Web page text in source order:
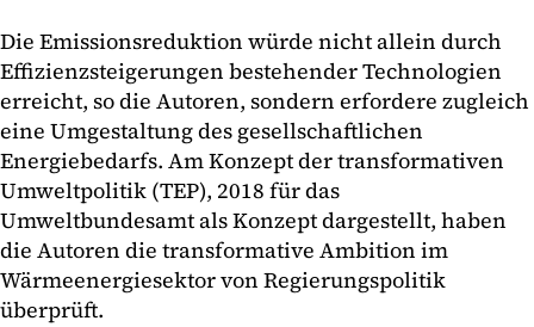
Die Emissionsreduktion würde nicht allein durch
Effizienzsteigerungen bestehender Technologien
erreicht, so die Autoren, sondern erfordere zugleich
eine Umgestaltung des gesellschaftlichen
Energiebedarfs. Am Konzept der transformativen
Umweltpolitik (TEP), 2018 für das
Umweltbundesamt als Konzept dargestellt, haben
die Autoren die transformative Ambition im
Wärmeenergiesektor von Regierungspolitik
überprüft.